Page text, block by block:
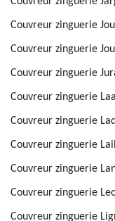
Couvreur zinguerie
Couvreur zinguerie
Couvreur zinguerie
Couvreur zinguerie
Couvreur zinguerie
Couvreur zinguerie
Couvreur zinguerie
Couvreur zinguerie
Couvreur zinguerie